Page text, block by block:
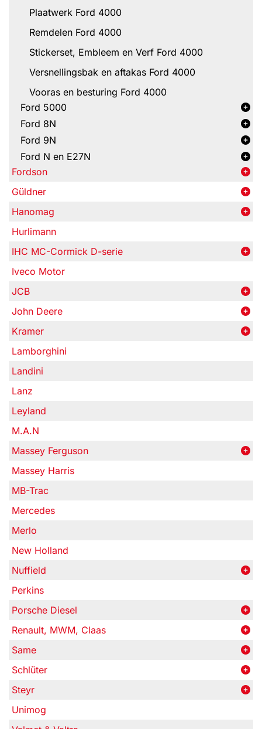
Plaatwerk Ford 4000
Remdelen Ford 4000
Stickerset, Embleem en Verf Ford 4000
Versnellingsbak en aftakas Ford 4000
Vooras en besturing Ford 4000
Ford 5000
Ford 8N
Ford 9N
Ford N en E27N
Fordson
Güldner
Hanomag
Hurlimann
IHC MC-Cormick D-serie
Iveco Motor
JCB
John Deere
Kramer
Lamborghini
Landini
Lanz
Leyland
M.A.N
Massey Ferguson
Massey Harris
MB-Trac
Mercedes
Merlo
New Holland
Nuffield
Perkins
Porsche Diesel
Renault, MWM, Claas
Same
Schlüter
Steyr
Unimog